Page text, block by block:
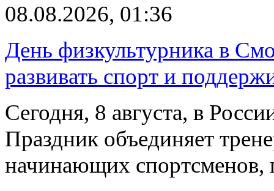
08.08.2026, 01:36
День физкультурника в
развивать спорт и
Сегодня, 8 августа, в
Праздник объединяет
начинающих